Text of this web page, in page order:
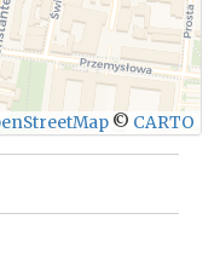
© CARTO